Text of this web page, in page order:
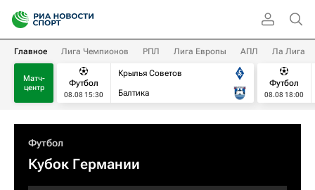
Главное Лига Чемпионов РПЛ Лига Европы АПЛ Ла Лига
Матч-
центр
Футбол
08.08 15:30
Крылья Советов
Балтика
Футбол
08.08 18:00
Футбол
Кубок Германии